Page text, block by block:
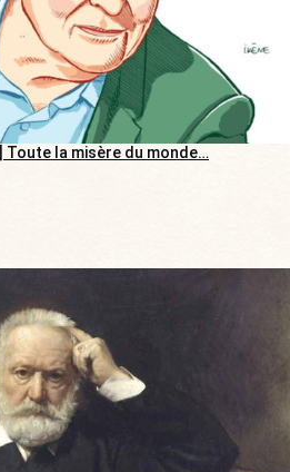
Toute la misère du monde…